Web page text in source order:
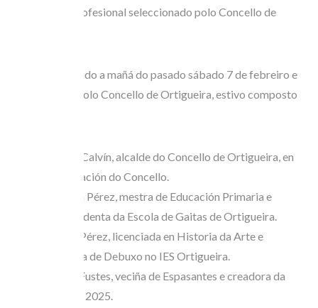
polo xurado profesional seleccionado polo Concello de
O xurado, reunido a mañá do pasado sábado 7 de febreiro e
seleccionado polo Concello de Ortigueira, estivo composto
Valentín Calvín, alcalde do Concello de Ortigueira, en
represntación do Concello.
Estefanía Pérez, mestra de Educación Primaria e
vicepresidenta da Escola de Gaitas de Ortigueira.
Patricia Pérez, licenciada en Historia da Arte e
profesora de Debuxo no IES Ortigueira.
Mónica Fustes, veciña de Espasantes e creadora da
imaxe do 2025.